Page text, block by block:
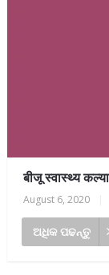
बीजू स्वास्थ्य
August 6, 2020
ଅଧିକ ପଢନ୍ତୁ